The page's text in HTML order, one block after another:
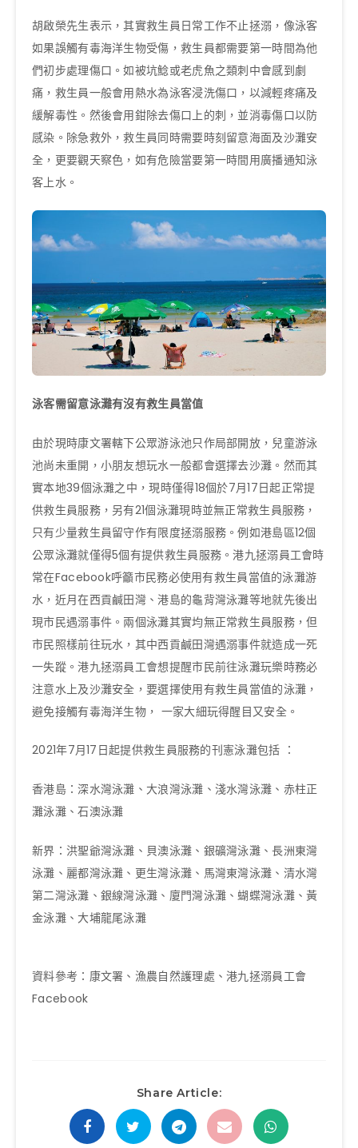
胡啟榮先生表示，其實救生員日常工作不止拯溺，像泳客
如果誤觸有毒海洋生物受傷，救生員都需要第一時間為他
們初步處理傷口。如被坑鯰或老虎魚之類刺中會感到劇
痛，救生員一般會用熱水為泳客浸洗傷口，以減輕疼痛及
緩解毒性。然後會用鉗除去傷口上的刺，並消毒傷口以防
感染。除急救外，救生員同時需要時刻留意海面及沙灘安
全，更要觀天察色，如有危險當要第一時間用廣播通知泳
客上水。
泳客需留意泳灘有沒有救生員當值
由於現時康文署轄下公眾游泳池只作局部開放，兒童游泳
池尚未重開，小朋友想玩水一般都會選擇去沙灘。然而其
實本地39個泳灘之中，現時僅得18個於7月17日起正常提
供救生員服務，另有21個泳灘現時並無正常救生員服務，
只有少量救生員留守作有限度拯溺服務。例如港島區12個
公眾泳灘就僅得5個有提供救生員服務。港九拯溺員工會時
常在Facebook呼籲市民務必使用有救生員當值的泳灘游
水，近月在西貢鹹田灣、港島的龜背灣泳灘等地就先後出
現市民遇溺事件。兩個泳灘其實均無正常救生員服務，但
市民照樣前往玩水，其中西貢鹹田灣遇溺事件就造成一死
一失蹤。港九拯溺員工會想提醒市民前往泳灘玩樂時務必
注意水上及沙灘安全，要選擇使用有救生員當值的泳灘，
避免接觸有毒海洋生物， 一家大細玩得醒目又安全。
2021年7月17日起提供救生員服務的刊憲泳灘包括 ：
香港島：深水灣泳灘、大浪灣泳灘、淺水灣泳灘、赤柱正
灘泳灘、石澳泳灘
新界：洪聖爺灣泳灘、貝澳泳灘、銀礦灣泳灘、長洲東灣
泳灘、麗都灣泳灘、更生灣泳灘、馬灣東灣泳灘、清水灣
第二灣泳灘、銀線灣泳灘、廈門灣泳灘、蝴蝶灣泳灘、黃
金泳灘、大埔龍尾泳灘
資料參考：康文署、漁農自然護理處、港九拯溺員工會
Facebook
Share Article: